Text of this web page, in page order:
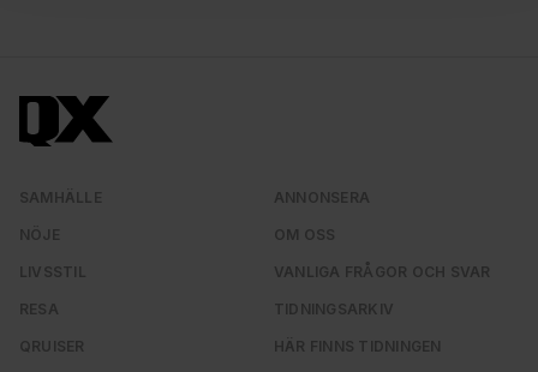
Dessa kan i sin tur kombinera informationen med annan
information som du har tillhandahållit eller som de har
våra cookies vid fortsatt användande av vår webbplats.
SAMHÄLLE
NÖJE
LIVSSTIL
RESA
QRUISER
ANNONSERA
OM OSS
VANLIGA FRÅGOR OCH SVAR
TIDNINGSARKIV
HÄR FINNS TIDNINGEN